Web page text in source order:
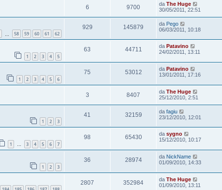
6 9700 da The Huge
30/05/2011, 22:51
58 59 60 61 62
929 145879 da Pego
06/03/2011, 10:18
1 2 3 4 5
63 44711 da Patavino
24/02/2011, 13:11
1 2 3 4 5 6
75 53012 da Patavino
13/01/2011, 17:16
3 8407 da The Huge
25/12/2010, 2:51
1 2 3
41 32159 da fagiu
23/12/2010, 12:01
1 … 3 4 5 6 7
98 65430 da sygno
15/12/2010, 10:17
1 2 3
36 28974 da NickName
01/09/2010, 14:33
2807 352984 da The Huge
01/09/2010, 13:11